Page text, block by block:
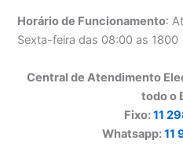
Horário de Funcionamento:
Sexta-feira das 08:00 as 1800
Central de Atendimento
todo o
Fixo:11
Whatsapp:11